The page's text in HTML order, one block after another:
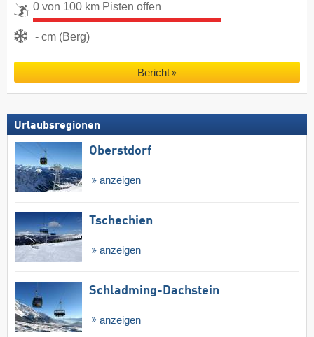
0 von 100 km Pisten offen
- cm (Berg)
Bericht
Urlaubsregionen
Oberstdorf
anzeigen
Tschechien
anzeigen
Schladming-Dachstein
anzeigen